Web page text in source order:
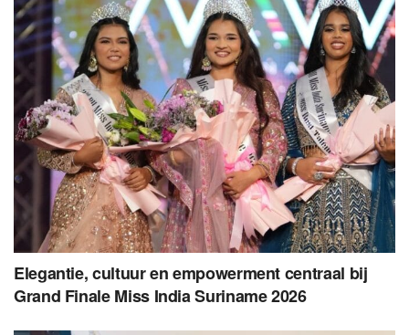
Elegantie, cultuur en empowerment centraal bij
Grand Finale Miss India Suriname 2026